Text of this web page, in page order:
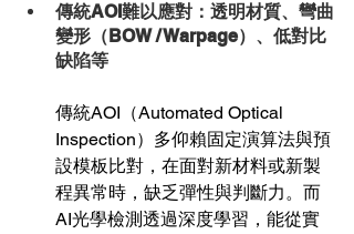
傳統AOI難以應對：透明材質、彎曲
變形（BOW / Warpage）、低對比
缺陷等
傳統AOI（Automated Optical
Inspection）多仰賴固定演算法與預
設模板比對，在面對新材料或新製
程異常時，缺乏彈性與判斷力。而
AI光學檢測透過深度學習，能從實